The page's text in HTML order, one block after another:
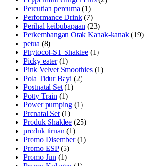
Percutian percuma (1)
Performance Drink (7)
Perihal keibubapaan (23)
Perkembangan Otak Kanak-kanak (19)
petua (8)
Phytocol-ST Shaklee (1)
Picky eater(1)
Pink Velvet Smoothies (1)
Pola Tidur Bayi (2)
Postnatal Set (1)
Potty Train (1)
Power pumping (1)
Prenatal Set (1)
Produk Shaklee (25)
produk tiruan (1)
Promo Disember(1)
Promo ESP(5)
Promo Jun (1)